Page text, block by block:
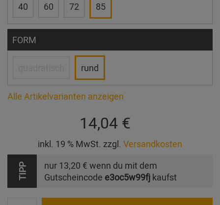
40 60 72 85
FORM
rund
Alle Artikelvarianten anzeigen
14,04 €
inkl. 19 % MwSt. zzgl. Versandkosten
TIPP nur 13,20 € wenn du mit dem
Gutscheincode e3oc5w99fj kaufst